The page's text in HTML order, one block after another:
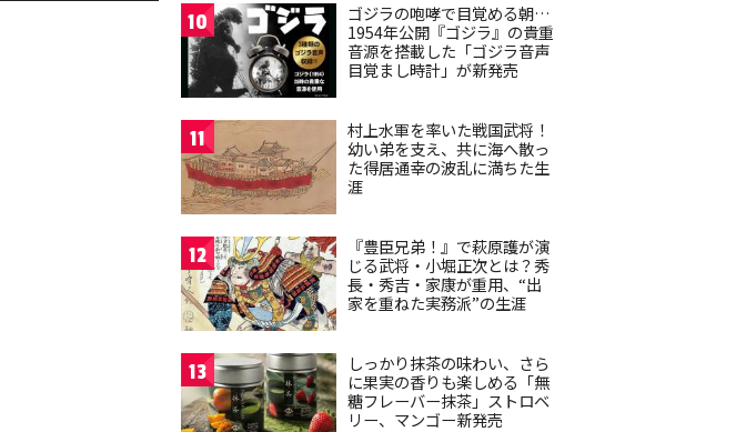
10
ゴジラの咆哮で目覚める朝…
1954年公開『ゴジラ』の貴重
音源を搭載した「ゴジラ音声
目覚まし時計」が新発売
11
村上水軍を率いた戦国武将！
幼い弟を支え、共に海へ散っ
た得居通幸の波乱に満ちた生
涯
12
『豊臣兄弟！』で萩原護が演
じる武将・小堀正次とは？秀
長・秀吉・家康が重用、“出
家を重ねた実務派”の生涯
13
しっかり抹茶の味わい、さら
に果実の香りも楽しめる「無
糖フレーバー抹茶」ストロベ
リー、マンゴー新発売